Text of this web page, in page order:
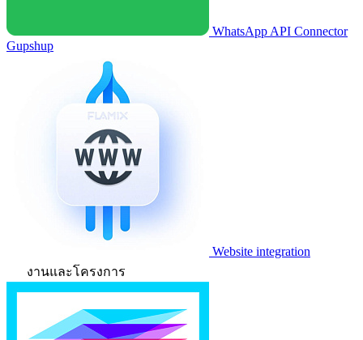
WhatsApp API Connector
Gupshup
Website integration
งานและโครงการ